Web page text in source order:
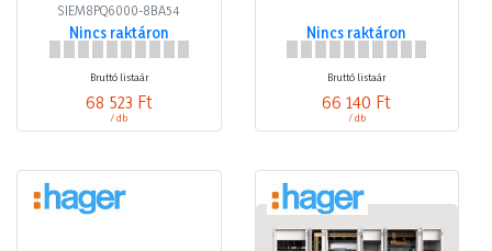
SIEM8PQ6000-8BA54
Nincs raktáron
Bruttó listaár
68 523 Ft
/ db
Nincs raktáron
Bruttó listaár
66 140 Ft
/ db